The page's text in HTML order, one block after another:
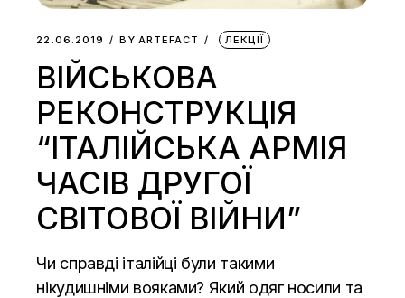
22.06.2019 BY ARTEFACT ЛЕКЦІЇ
ВІЙСЬКОВА
РЕКОНСТРУКЦІЯ
“ІТАЛІЙСЬКА АРМІЯ
ЧАСІВ ДРУГОЇ
СВІТОВОЇ ВІЙНИ”
Чи справді італійці були такими
нікудишніми вояками? Який одяг носили та